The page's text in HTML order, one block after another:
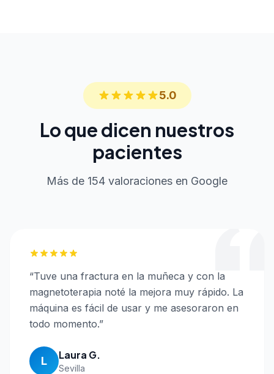
5.0
Lo que dicen nuestros
pacientes
Más de 154 valoraciones en Google
“Tuve una fractura en la muñeca y con la
magnetoterapia noté la mejora muy rápido. La
máquina es fácil de usar y me asesoraron en
todo momento.”
L Laura G.
Sevilla